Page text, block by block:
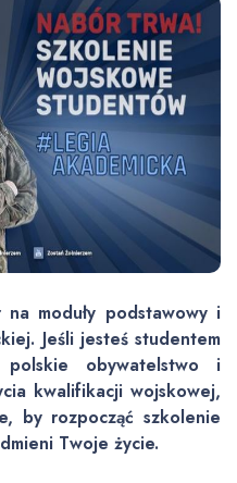
moduły podstawowy i
Jeśli jesteś studentem
obywatelstwo i
kwalifikacji wojskowej,
by rozpocząć szkolenie
Twoje życie.